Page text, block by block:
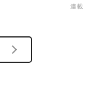
連載